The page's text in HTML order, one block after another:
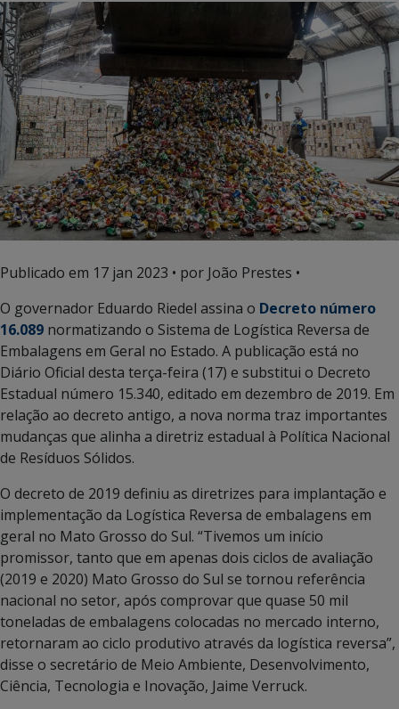
Publicado em 17 jan 2023 • por João Prestes •
O governador Eduardo Riedel assina o Decreto número
16.089 normatizando o Sistema de Logística Reversa de
Embalagens em Geral no Estado. A publicação está no
Diário Oficial desta terça-feira (17) e substitui o Decreto
Estadual número 15.340, editado em dezembro de 2019. Em
relação ao decreto antigo, a nova norma traz importantes
mudanças que alinha a diretriz estadual à Política Nacional
de Resíduos Sólidos.
O decreto de 2019 definiu as diretrizes para implantação e
implementação da Logística Reversa de embalagens em
geral no Mato Grosso do Sul. “Tivemos um início
promissor, tanto que em apenas dois ciclos de avaliação
(2019 e 2020) Mato Grosso do Sul se tornou referência
nacional no setor, após comprovar que quase 50 mil
toneladas de embalagens colocadas no mercado interno,
retornaram ao ciclo produtivo através da logística reversa”,
disse o secretário de Meio Ambiente, Desenvolvimento,
Ciência, Tecnologia e Inovação, Jaime Verruck.